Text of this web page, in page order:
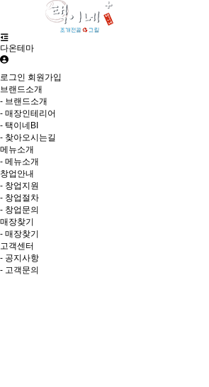
다온테마
로그인 회원가입
브랜드소개
- 브랜드소개
- 매장인테리어
- 택이네BI
- 찾아오시는길
메뉴소개
- 메뉴소개
창업안내
- 창업지원
- 창업절차
- 창업문의
매장찾기
- 매장찾기
고객센터
- 공지사항
- 고객문의